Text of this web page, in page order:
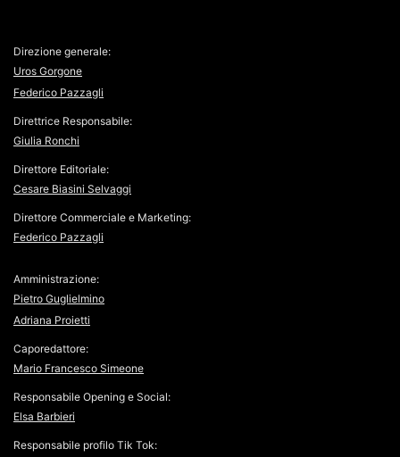
Direzione generale:
Uros Gorgone
Federico Pazzagli
Direttrice Responsabile:
Giulia Ronchi
Direttore Editoriale:
Cesare Biasini Selvaggi
Direttore Commerciale e Marketing:
Federico Pazzagli
Amministrazione:
Pietro Guglielmino
Adriana Proietti
Caporedattore:
Mario Francesco Simeone
Responsabile Opening e Social:
Elsa Barbieri
Responsabile profilo Tik Tok: